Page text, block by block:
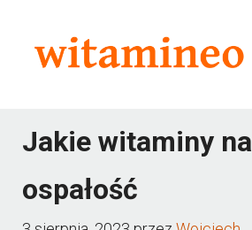
Jakie witaminy na
ospałość